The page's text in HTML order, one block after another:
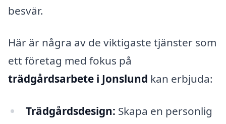
besvär.
Här är några av de viktigaste tjänster som
ett företag med fokus på
trädgårdsarbete i Jonslund kan erbjuda:
Trädgårdsdesign: Skapa en personlig